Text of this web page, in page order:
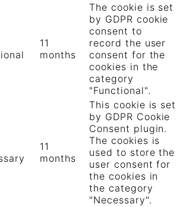
11
months
The cookie is set
by GDPR cookie
consent to
record the user
consent for the
cookies in the
category
"Functional".
11
months
This cookie is set
by GDPR Cookie
Consent plugin.
The cookies is
used to store the
user consent for
the cookies in
the category
"Necessary".